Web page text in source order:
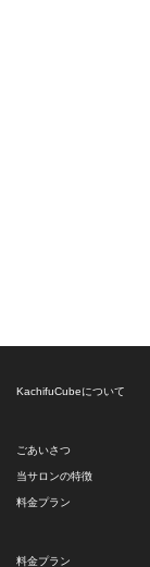
KachifuCubeについて
ごあいさつ
当サロンの特徴
料金プラン
料金プラン